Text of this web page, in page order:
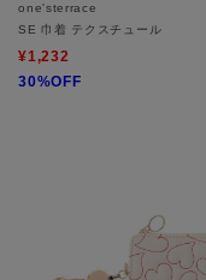
one'sterrace
SE 巾着 テクスチュール
¥1,232
30%OFF